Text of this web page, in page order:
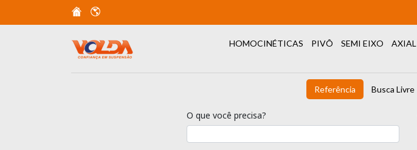
HOMOCINÉTICAS PIVÔ SEMI EIXO AXIAL
Referência Busca Livre
O que você precisa?